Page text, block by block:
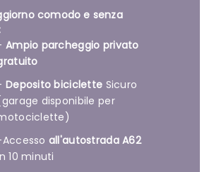
comodo e senza
Ampio parcheggio privato
Deposito biciclette Sicuro
disponibile per
all'autostrada A62
10 minuti